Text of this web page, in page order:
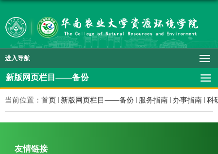
进入导航
新版网页栏目——备份
当前位置： 首页 新版网页栏目——备份 服务指南 办事指南 科
友情链接